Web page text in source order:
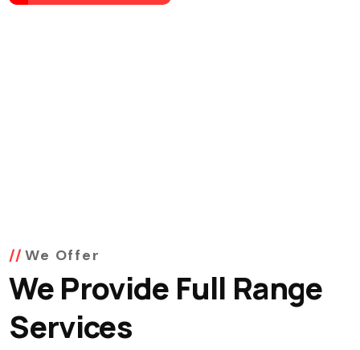
We Offer
We Provide Full Range
Services